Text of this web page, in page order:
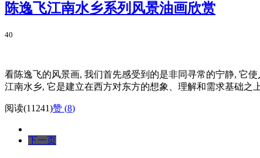
陈逸飞江南水乡系列风景油画欣赏
40
看陈逸飞的风景画, 我们首先感受到的是非同寻常的宁静, 它
江南水乡, 它是建立在西方对东方的想象、理解和需求基础之
阅读(11241)赞 (8)
下一页